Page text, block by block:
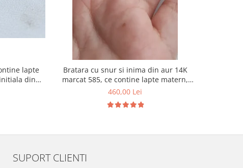
lapte
din
Bratara cu snur si inima din aur 14K
marcat 585, ce contine lapte matern,
suvita de par si foita aurie
460,00 Lei
SUPORT CLIENTI